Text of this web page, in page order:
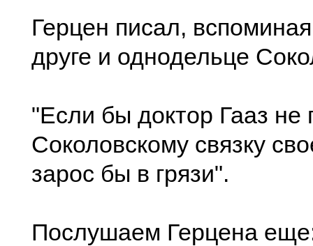
Герцен писал,
друге и однодельце
"Если бы доктор Гааз не
Соколовскому связку
зарос бы в грязи".
Послушаем Герцена